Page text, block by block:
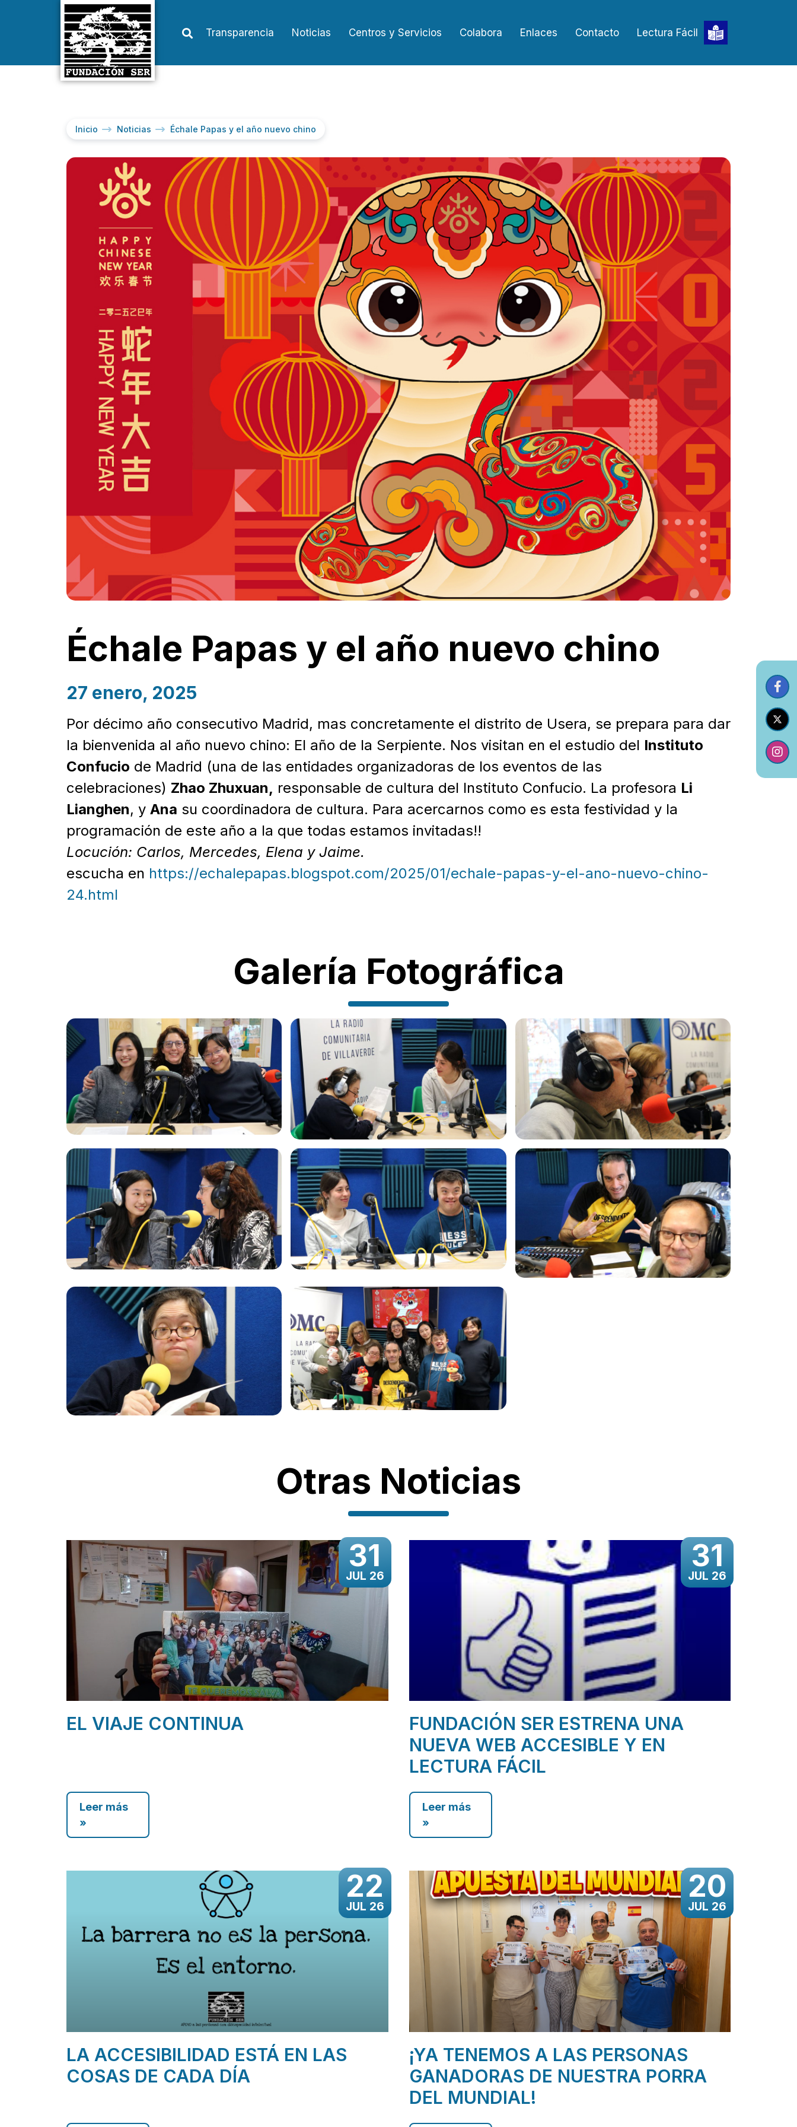
Transparencia Noticias Centros y Servicios Colabora Enlaces Contacto Lectura Fácil
Inicio Noticias Échale Papas y el año nuevo chino
Échale Papas y el año nuevo chino
27 enero, 2025
Por décimo año consecutivo Madrid, mas concretamente el distrito de Usera, se prepara para dar
la bienvenida al año nuevo chino: El año de la Serpiente. Nos visitan en el estudio del Instituto
Confucio de Madrid (una de las entidades organizadoras de los eventos de las
celebraciones) Zhao Zhuxuan, responsable de cultura del Instituto Confucio. La profesora Li
Lianghen, y Ana su coordinadora de cultura. Para acercarnos como es esta festividad y la
programación de este año a la que todas estamos invitadas!!
Locución: Carlos, Mercedes, Elena y Jaime.
escucha en https://echalepapas.blogspot.com/2025/01/echale-papas-y-el-ano-nuevo-chino-
24.html
Galería Fotográfica
Otras Noticias
31
JUL 26
EL VIAJE CONTINUA
Leer más
»
31
JUL 26
FUNDACIÓN SER ESTRENA UNA
NUEVA WEB ACCESIBLE Y EN
LECTURA FÁCIL
Leer más
»
22
JUL 26
LA ACCESIBILIDAD ESTÁ EN LAS
COSAS DE CADA DÍA
20
JUL 26
¡YA TENEMOS A LAS PERSONAS
GANADORAS DE NUESTRA PORRA
DEL MUNDIAL!